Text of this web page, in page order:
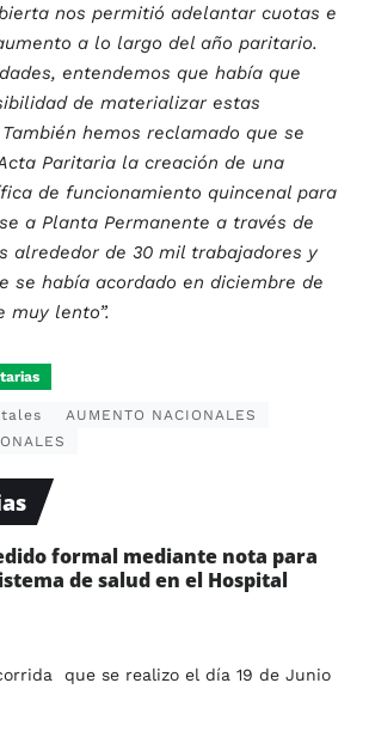
nos permitió adelantar cuotas e
a lo largo del año paritario.
entendemos que había que
de materializar estas
hemos reclamado que se
Paritaria la creación de una
de funcionamiento quincenal para
a Planta Permanente a través de
alrededor de 30 mil trabajadores y
se había acordado en diciembre de
muy lento”.
AUMENTO NACIONALES
formal mediante nota para
de salud en el Hospital
que se realizo el día 19 de Junio